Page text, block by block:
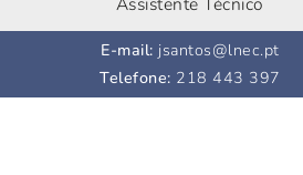
E-mail: jsantos@lnec.pt
Telefone: 218 443 397